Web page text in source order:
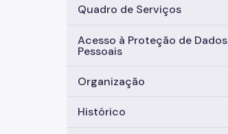
Quadro de Serviços
Acesso à Proteção de Dados
Pessoais
Organização
Histórico